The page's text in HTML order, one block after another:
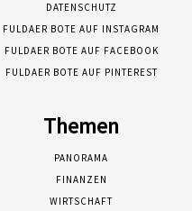
DATENSCHUTZ
FULDAER BOTE AUF INSTAGRAM
FULDAER BOTE AUF FACEBOOK
FULDAER BOTE AUF PINTEREST
Themen
PANORAMA
FINANZEN
WIRTSCHAFT